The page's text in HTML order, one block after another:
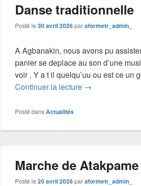
Danse traditionnelle
Posté le 30 avril 2026paraformetr_admin_
A Agbanakin, nous avons pu
panier se deplace au son d’une
voir . Y a t il quelqu’uu ou est ce un
Continuer la lecture →
Posté dansActualités
Marche de Atakpame
Posté le 20 avril 2026paraformetr_admin_